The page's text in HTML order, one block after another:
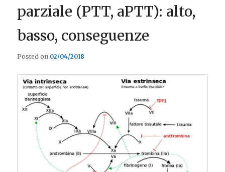
parziale (PTT, aPTT): alto,
basso, conseguenze
Posted on 02/04/2018